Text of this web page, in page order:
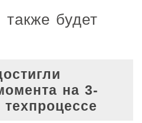
будет
на 3-